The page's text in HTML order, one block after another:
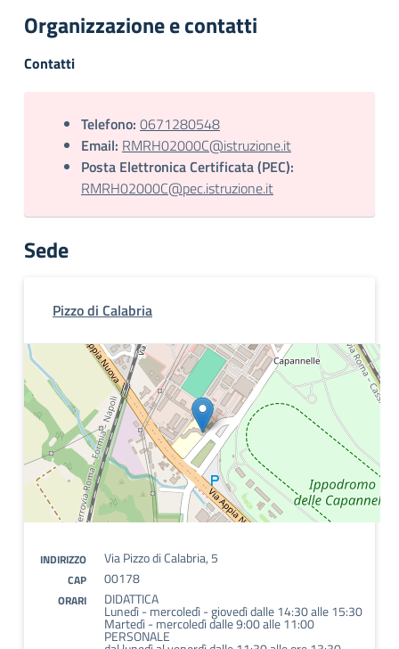
Organizzazione e contatti
Contatti
Telefono: 0671280548
Email: RMRH02000C@istruzione.it
Posta Elettronica Certificata (PEC):
RMRH02000C@pec.istruzione.it
Sede
Pizzo di Calabria
INDIRIZZO Via Pizzo di Calabria, 5
CAP 00178
ORARI DIDATTICA
Lunedì - mercoledì - giovedì dalle 14:30 alle 15:30
Martedì - mercoledì dalle 9:00 alle 11:00
PERSONALE